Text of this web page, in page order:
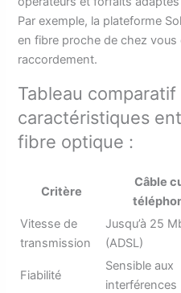
Par exemple, la plateforme
en fibre proche de chez vous
raccordement.
Tableau comparatif
caractéristiques
fibre optique :
Critère
Câble
Vitesse de
transmission
Jusqu’à 25
(ADSL)
Fiabilité
Sensible aux
interférences